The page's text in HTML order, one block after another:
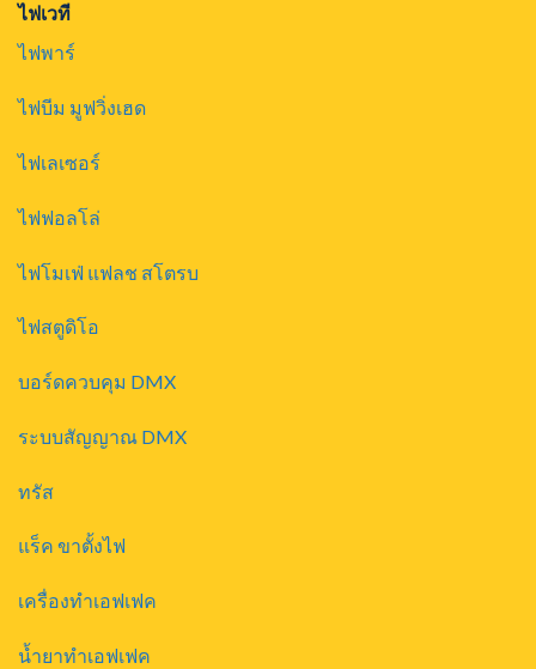
ไฟเวที
ไฟพาร์
ไฟบีม มูฟวิ่งเฮด
ไฟเลเซอร์
ไฟฟอลโล่
ไฟโมเฟ่ แฟลช สโตรบ
ไฟสตูดิโอ
บอร์ดควบคุม DMX
ระบบสัญญาณ DMX
ทรัส
แร็ค ขาตั้งไฟ
เครื่องทำเอฟเฟค
น้ำยาทำเอฟเฟค